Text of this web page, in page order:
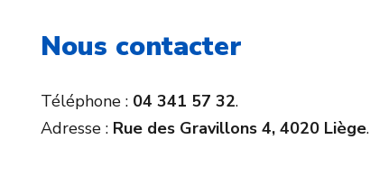
Nous contacter
Téléphone : 04 341 57 32.
Adresse : Rue des Gravillons 4, 4020 Liège.